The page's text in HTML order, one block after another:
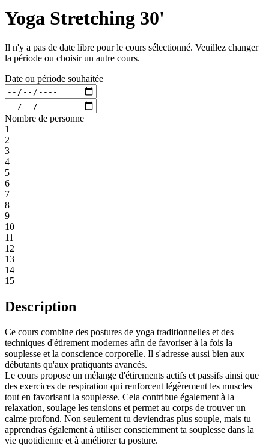
Yoga Stretching 30'
Il n'y a pas de date libre pour le cours sélectionné. Veuillez changer
la période ou choisir un autre cours.
Date ou période souhaitée
Nombre de personne
1
2
3
4
5
6
7
8
9
10
11
12
13
14
15
Description
Ce cours combine des postures de yoga traditionnelles et des
techniques d'étirement modernes afin de favoriser à la fois la
souplesse et la conscience corporelle. Il s'adresse aussi bien aux
débutants qu'aux pratiquants avancés.
Le cours propose un mélange d'étirements actifs et passifs ainsi que
des exercices de respiration qui renforcent légèrement les muscles
tout en favorisant la souplesse. Cela contribue également à la
relaxation, soulage les tensions et permet au corps de trouver un
calme profond. Non seulement tu deviendras plus souple, mais tu
apprendras également à utiliser consciemment ta souplesse dans la
vie quotidienne et à améliorer ta posture.